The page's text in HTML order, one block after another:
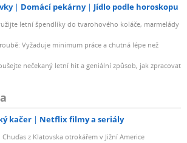
Domácí pekárny Jídlo podle horoskopu
letní špendlíky do tvarohového koláče, marmelády
Vyžaduje minimum práce a chutná lépe než
nečekaný letní hit a geniální způsob, jak zpracovat
kačer Netflix filmy a seriály
z Klatovska otrokářem v Jižní Americe